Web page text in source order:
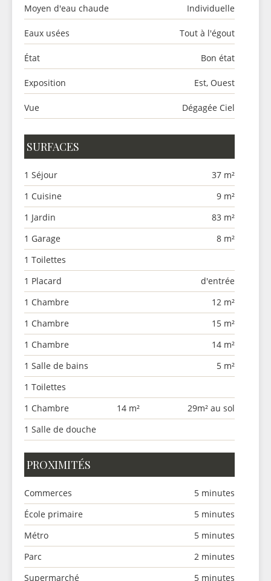
Moyen d'eau chaude Individuelle
Eaux usées Tout à l'égout
État Bon état
Exposition Est, Ouest
Vue Dégagée Ciel
SURFACES
1 Séjour
37 m²
1 Cuisine
9 m²
1 Jardin
83 m²
1 Garage
8 m²
1 Toilettes
1 Placard
d'entrée
1 Chambre
12 m²
1 Chambre
15 m²
1 Chambre
14 m²
1 Salle de bains
5 m²
1 Toilettes
1 Chambre
14 m²
29m² au sol
1 Salle de douche
PROXIMITÉS
Commerces
5 minutes
École primaire
5 minutes
Métro
5 minutes
Parc
2 minutes
Supermarché
5 minutes